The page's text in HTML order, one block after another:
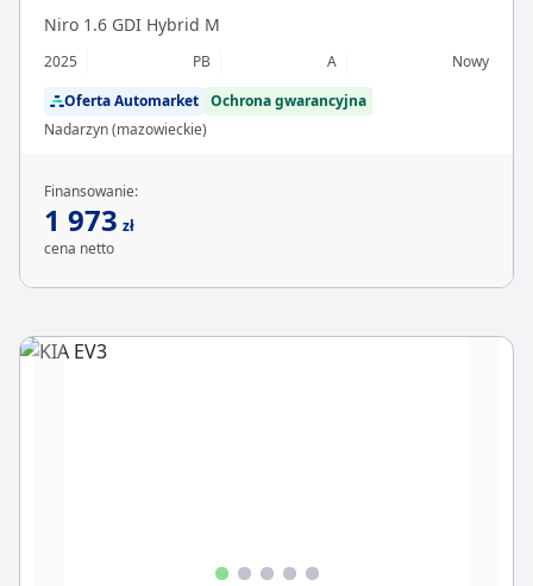
Niro 1.6 GDI Hybrid M
2025 PB A
Nowy
Oferta Automarket Ochrona gwarancyjna
Nadarzyn (mazowieckie)
Finansowanie:
1 973 zł
cena netto